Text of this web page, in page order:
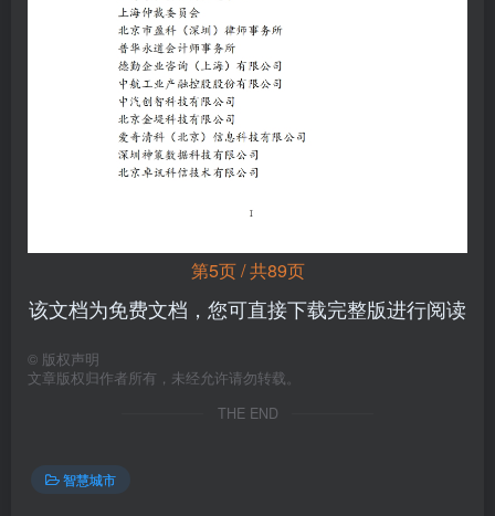
第5页 / 共89页
该文档为免费文档，您可直接下载完整版进行阅读
© 版权声明
文章版权归作者所有，未经允许请勿转载。
THE END
智慧城市